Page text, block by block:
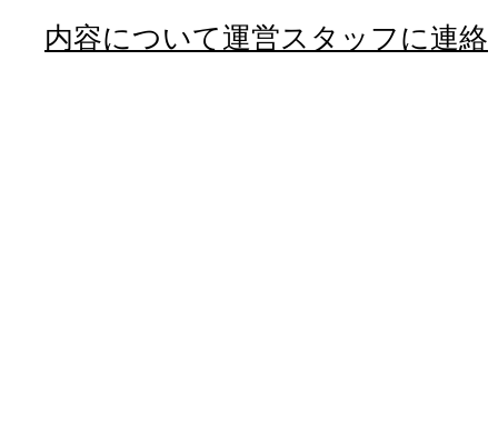
内容について運営スタッフに連絡